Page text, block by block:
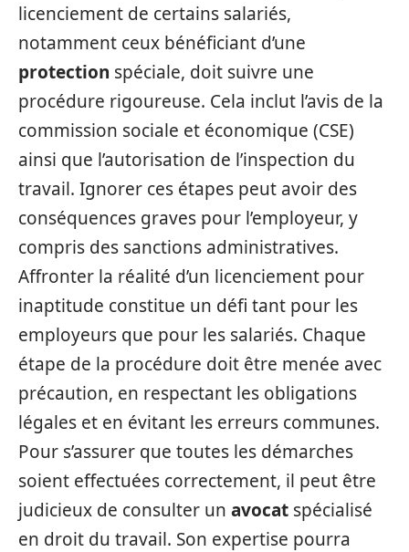
licenciement de certains salariés,
notamment ceux bénéficiant d’une
protection spéciale, doit suivre une
procédure rigoureuse. Cela inclut l’avis de la
commission sociale et économique (CSE)
ainsi que l’autorisation de l’inspection du
travail. Ignorer ces étapes peut avoir des
conséquences graves pour l’employeur, y
compris des sanctions administratives.
Affronter la réalité d’un licenciement pour
inaptitude constitue un défi tant pour les
employeurs que pour les salariés. Chaque
étape de la procédure doit être menée avec
précaution, en respectant les obligations
légales et en évitant les erreurs communes.
Pour s’assurer que toutes les démarches
soient effectuées correctement, il peut être
judicieux de consulter un avocat spécialisé
en droit du travail. Son expertise pourra